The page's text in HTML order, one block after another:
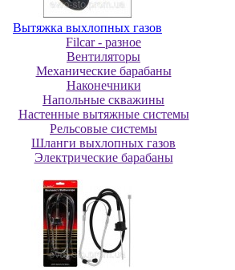
Вытяжка выхлопных газов
Filcar - разное
Вентиляторы
Механические барабаны
Наконечники
Напольные скважины
Настенные вытяжные системы
Рельсовые системы
Шланги выхлопных газов
Электрические барабаны